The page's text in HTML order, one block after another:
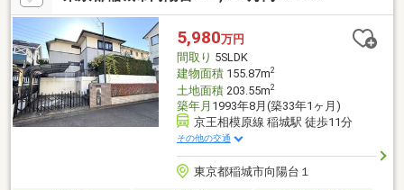
城南山東部土地区画整理事業地内(保留地)※都市緑地法、景観法■
ご希望の住まい探しをお手伝いします ━━━━━・・・物件の詳
細・ご相談はお気軽にお問い合わせください。
5,980万円
間取り 5SLDK
建物面積155.87m2
土地面積203.55m2
築年月 1993年8月(築33年1ヶ月)
京王相模原線 稲城駅 徒歩11分
その他の交通
東京都稲城市向陽台１